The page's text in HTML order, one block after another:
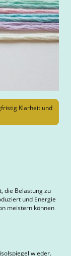
Klarheit und
die Belastung zu
und Energie
meistern können
wieder.